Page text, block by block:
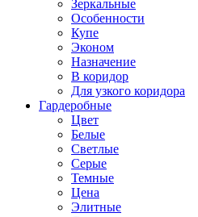
Зеркальные
Особенности
Купе
Эконом
Назначение
В коридор
Для узкого коридора
Гардеробные
Цвет
Белые
Светлые
Серые
Темные
Цена
Элитные